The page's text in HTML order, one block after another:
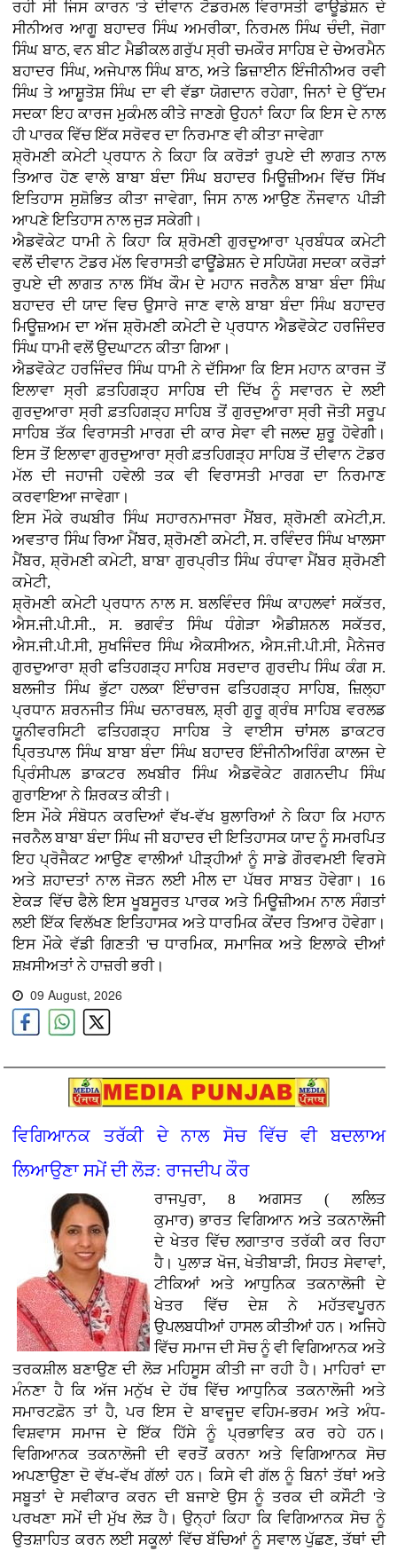
ਰਹੀ ਸੀ ਜਿਸ ਕਾਰਨ 'ਤੇ ਦੀਵਾਨ ਟੋਡਰਮਲ ਵਿਰਾਸਤੀ ਫਾਊਡੇਸ਼ਨ ਦੇ
ਸੀਨੀਅਰ ਆਗੂ ਬਹਾਦਰ ਸਿੰਘ ਅਮਰੀਕਾ, ਨਿਰਮਲ ਸਿੰਘ ਚੰਦੀ, ਜੋਗਾ
ਸਿੰਘ ਬਾਠ, ਵਨ ਬੀਟ ਮੈਡੀਕਲ ਗਰੁੱਪ ਸ੍ਰੀ ਚਮਕੌਰ ਸਾਹਿਬ ਦੇ ਚੇਅਰਮੈਨ
ਬਹਾਦਰ ਸਿੰਘ, ਅਜੇਪਾਲ ਸਿੰਘ ਬਾਠ, ਅਤੇ ਡਿਜ਼ਾਈਨ ਇੰਜੀਨੀਅਰ ਰਵੀ
ਸਿੰਘ ਤੇ ਆਸ਼ੂਤੋਸ਼ ਸਿੰਘ ਦਾ ਵੀ ਵੱਡਾ ਯੋਗਦਾਨ ਰਹੇਗਾ, ਜਿਨਾਂ ਦੇ ਉੱਦਮ
ਸਦਕਾ ਇਹ ਕਾਰਜ ਮੁਕੰਮਲ ਕੀਤੇ ਜਾਣਗੇ ਉਹਨਾਂ ਕਿਹਾ ਕਿ ਇਸ ਦੇ ਨਾਲ
ਹੀ ਪਾਰਕ ਵਿੱਚ ਇੱਕ ਸਰੋਵਰ ਦਾ ਨਿਰਮਾਣ ਵੀ ਕੀਤਾ ਜਾਵੇਗਾ
ਸ਼੍ਰੋਮਣੀ ਕਮੇਟੀ ਪ੍ਰਧਾਨ ਨੇ ਕਿਹਾ ਕਿ ਕਰੋੜਾਂ ਰੁਪਏ ਦੀ ਲਾਗਤ ਨਾਲ
ਤਿਆਰ ਹੋਣ ਵਾਲੇ ਬਾਬਾ ਬੰਦਾ ਸਿੰਘ ਬਹਾਦਰ ਮਿਊਜ਼ੀਅਮ ਵਿੱਚ ਸਿੱਖ
ਇਤਿਹਾਸ ਸੁਸ਼ੋਭਿਤ ਕੀਤਾ ਜਾਵੇਗਾ, ਜਿਸ ਨਾਲ ਆਉਣ ਨੌਜਵਾਨ ਪੀੜੀ
ਆਪਣੇ ਇਤਿਹਾਸ ਨਾਲ ਜੁੜ ਸਕੇਗੀ।
ਐਡਵੋਕੇਟ ਧਾਮੀ ਨੇ ਕਿਹਾ ਕਿ ਸ਼੍ਰੋਮਣੀ ਗੁਰਦੁਆਰਾ ਪ੍ਰਬੰਧਕ ਕਮੇਟੀ
ਵਲੋਂ ਦੀਵਾਨ ਟੋਡਰ ਮੱਲ ਵਿਰਾਸਤੀ ਫਾਊਂਡੇਸ਼ਨ ਦੇ ਸਹਿਯੋਗ ਸਦਕਾ ਕਰੋੜਾਂ
ਰੁਪਏ ਦੀ ਲਾਗਤ ਨਾਲ ਸਿੱਖ ਕੌਮ ਦੇ ਮਹਾਨ ਜਰਨੈਲ ਬਾਬਾ ਬੰਦਾ ਸਿੰਘ
ਬਹਾਦਰ ਦੀ ਯਾਦ ਵਿਚ ਉਸਾਰੇ ਜਾਣ ਵਾਲੇ ਬਾਬਾ ਬੰਦਾ ਸਿੰਘ ਬਹਾਦਰ
ਮਿਊਜ਼ਅਮ ਦਾ ਅੱਜ ਸ਼੍ਰੋਮਣੀ ਕਮੇਟੀ ਦੇ ਪ੍ਰਧਾਨ ਐਡਵੋਕੇਟ ਹਰਜਿੰਦਰ
ਸਿੰਘ ਧਾਮੀ ਵਲੋਂ ਉਦਘਾਟਨ ਕੀਤਾ ਗਿਆ।
ਐਡਵੋਕੇਟ ਹਰਜਿੰਦਰ ਸਿੰਘ ਧਾਮੀ ਨੇ ਦੱਸਿਆ ਕਿ ਇਸ ਮਹਾਨ ਕਾਰਜ ਤੋਂ
ਇਲਾਵਾ ਸ੍ਰੀ ਫ਼ਤਹਿਗੜ੍ਹ ਸਾਹਿਬ ਦੀ ਦਿੱਖ ਨੂੰ ਸਵਾਰਨ ਦੇ ਲਈ
ਗੁਰਦੁਆਰਾ ਸ੍ਰੀ ਫ਼ਤਹਿਗੜ੍ਹ ਸਾਹਿਬ ਤੋਂ ਗੁਰਦੁਆਰਾ ਸ੍ਰੀ ਜੋਤੀ ਸਰੂਪ
ਸਾਹਿਬ ਤੱਕ ਵਿਰਾਸਤੀ ਮਾਰਗ ਦੀ ਕਾਰ ਸੇਵਾ ਵੀ ਜਲਦ ਸ਼ੁਰੂ ਹੋਵੇਗੀ।
ਇਸ ਤੋਂ ਇਲਾਵਾ ਗੁਰਦੁਆਰਾ ਸ੍ਰੀ ਫ਼ਤਹਿਗੜ੍ਹ ਸਾਹਿਬ ਤੋਂ ਦੀਵਾਨ ਟੋਡਰ
ਮੱਲ ਦੀ ਜਹਾਜੀ ਹਵੇਲੀ ਤਕ ਵੀ ਵਿਰਾਸਤੀ ਮਾਰਗ ਦਾ ਨਿਰਮਾਣ
ਕਰਵਾਇਆ ਜਾਵੇਗਾ।
ਇਸ ਮੌਕੇ ਰਘਬੀਰ ਸਿੰਘ ਸਹਾਰਨਮਾਜਰਾ ਮੈਂਬਰ, ਸ਼੍ਰੋਮਣੀ ਕਮੇਟੀ,ਸ.
ਅਵਤਾਰ ਸਿੰਘ ਰਿਆ ਮੈਂਬਰ, ਸ਼੍ਰੋਮਣੀ ਕਮੇਟੀ, ਸ. ਰਵਿੰਦਰ ਸਿੰਘ ਖਾਲਸਾ
ਮੈਂਬਰ, ਸ਼੍ਰੋਮਣੀ ਕਮੇਟੀ, ਬਾਬਾ ਗੁਰਪ੍ਰੀਤ ਸਿੰਘ ਰੰਧਾਵਾ ਮੈਂਬਰ ਸ਼੍ਰੋਮਣੀ
ਕਮੇਟੀ,
ਸ਼੍ਰੋਮਣੀ ਕਮੇਟੀ ਪ੍ਰਧਾਨ ਨਾਲ ਸ. ਬਲਵਿੰਦਰ ਸਿੰਘ ਕਾਹਲਵਾਂ ਸਕੱਤਰ,
ਐਸ.ਜੀ.ਪੀ.ਸੀ., ਸ. ਭਗਵੰਤ ਸਿੰਘ ਧੰਗੇੜਾ ਐਡੀਸ਼ਨਲ ਸਕੱਤਰ,
ਐਸ.ਜੀ.ਪੀ.ਸੀ, ਸੁਖਜਿੰਦਰ ਸਿੰਘ ਐਕਸੀਅਨ, ਐਸ.ਜੀ.ਪੀ.ਸੀ, ਮੈਨੇਜਰ
ਗੁਰਦੁਆਰਾ ਸ਼੍ਰੀ ਫਤਿਹਗੜ੍ਹ ਸਾਹਿਬ ਸਰਦਾਰ ਗੁਰਦੀਪ ਸਿੰਘ ਕੰਗ ਸ.
ਬਲਜੀਤ ਸਿੰਘ ਭੁੱਟਾ ਹਲਕਾ ਇੰਚਾਰਜ ਫਤਿਹਗੜ੍ਹ ਸਾਹਿਬ, ਜ਼ਿਲ੍ਹਾ
ਪ੍ਰਧਾਨ ਸ਼ਰਨਜੀਤ ਸਿੰਘ ਚਨਾਰਥਲ, ਸ਼੍ਰੀ ਗੁਰੂ ਗ੍ਰੰਥ ਸਾਹਿਬ ਵਰਲਡ
ਯੂਨੀਵਰਸਿਟੀ ਫਤਿਹਗੜ੍ਹ ਸਾਹਿਬ ਤੇ ਵਾਈਸ ਚਾਂਸਲ ਡਾਕਟਰ
ਪ੍ਰਿਤਪਾਲ ਸਿੰਘ ਬਾਬਾ ਬੰਦਾ ਸਿੰਘ ਬਹਾਦਰ ਇੰਜੀਨੀਅਰਿੰਗ ਕਾਲਜ ਦੇ
ਪ੍ਰਿੰਸੀਪਲ ਡਾਕਟਰ ਲਖਬੀਰ ਸਿੰਘ ਐਡਵੋਕੇਟ ਗਗਨਦੀਪ ਸਿੰਘ
ਗੁਰਾਇਆ ਨੇ ਸ਼ਿਰਕਤ ਕੀਤੀ।
ਇਸ ਮੌਕੇ ਸੰਬੋਧਨ ਕਰਦਿਆਂ ਵੱਖ-ਵੱਖ ਬੁਲਾਰਿਆਂ ਨੇ ਕਿਹਾ ਕਿ ਮਹਾਨ
ਜਰਨੈਲ ਬਾਬਾ ਬੰਦਾ ਸਿੰਘ ਜੀ ਬਹਾਦਰ ਦੀ ਇਤਿਹਾਸਕ ਯਾਦ ਨੂੰ ਸਮਰਪਿਤ
ਇਹ ਪ੍ਰੋਜੈਕਟ ਆਉਣ ਵਾਲੀਆਂ ਪੀੜ੍ਹੀਆਂ ਨੂੰ ਸਾਡੇ ਗੌਰਵਮਈ ਵਿਰਸੇ
ਅਤੇ ਸ਼ਹਾਦਤਾਂ ਨਾਲ ਜੋੜਨ ਲਈ ਮੀਲ ਦਾ ਪੱਥਰ ਸਾਬਤ ਹੋਵੇਗਾ। 16
ਏਕੜ ਵਿੱਚ ਫੈਲੇ ਇਸ ਖੂਬਸੂਰਤ ਪਾਰਕ ਅਤੇ ਮਿਊਜ਼ੀਅਮ ਨਾਲ ਸੰਗਤਾਂ
ਲਈ ਇੱਕ ਵਿਲੱਖਣ ਇਤਿਹਾਸਕ ਅਤੇ ਧਾਰਮਿਕ ਕੇਂਦਰ ਤਿਆਰ ਹੋਵੇਗਾ।
ਇਸ ਮੌਕੇ ਵੱਡੀ ਗਿਣਤੀ 'ਚ ਧਾਰਮਿਕ, ਸਮਾਜਿਕ ਅਤੇ ਇਲਾਕੇ ਦੀਆਂ
ਸ਼ਖ਼ਸੀਅਤਾਂ ਨੇ ਹਾਜ਼ਰੀ ਭਰੀ।
09 August, 2026
ਵਿਗਿਆਨਕ ਤਰੱਕੀ ਦੇ ਨਾਲ ਸੋਚ ਵਿੱਚ ਵੀ ਬਦਲਾਅ
ਲਿਆਉਣਾ ਸਮੇਂ ਦੀ ਲੋੜ: ਰਾਜਦੀਪ ਕੌਰ
ਰਾਜਪੁਰਾ, 8 ਅਗਸਤ ( ਲਲਿਤ
ਕੁਮਾਰ)ਭਾਰਤ ਵਿਗਿਆਨ ਅਤੇ ਤਕਨਾਲੋਜੀ
ਦੇ ਖੇਤਰ ਵਿੱਚ ਲਗਾਤਾਰ ਤਰੱਕੀ ਕਰ ਰਿਹਾ
ਹੈ। ਪੁਲਾੜ ਖੋਜ, ਖੇਤੀਬਾੜੀ, ਸਿਹਤ ਸੇਵਾਵਾਂ,
ਟੀਕਿਆਂ ਅਤੇ ਆਧੁਨਿਕ ਤਕਨਾਲੋਜੀ ਦੇ
ਖੇਤਰ ਵਿੱਚ ਦੇਸ਼ ਨੇ ਮਹੱਤਵਪੂਰਨ
ਉਪਲਬਧੀਆਂ ਹਾਸਲ ਕੀਤੀਆਂ ਹਨ। ਅਜਿਹੇ
ਵਿੱਚ ਸਮਾਜ ਦੀ ਸੋਚ ਨੂੰ ਵੀ ਵਿਗਿਆਨਕ ਅਤੇ
ਤਰਕਸ਼ੀਲ ਬਣਾਉਣ ਦੀ ਲੋੜ ਮਹਿਸੂਸ ਕੀਤੀ ਜਾ ਰਹੀ ਹੈ। ਮਾਹਿਰਾਂ ਦਾ
ਮੰਨਣਾ ਹੈ ਕਿ ਅੱਜ ਮਨੁੱਖ ਦੇ ਹੱਥ ਵਿੱਚ ਆਧੁਨਿਕ ਤਕਨਾਲੋਜੀ ਅਤੇ
ਸਮਾਰਟਫ਼ੋਨ ਤਾਂ ਹੈ, ਪਰ ਇਸ ਦੇ ਬਾਵਜੂਦ ਵਹਿਮ-ਭਰਮ ਅਤੇ ਅੰਧ-
ਵਿਸ਼ਵਾਸ ਸਮਾਜ ਦੇ ਇੱਕ ਹਿੱਸੇ ਨੂੰ ਪ੍ਰਭਾਵਿਤ ਕਰ ਰਹੇ ਹਨ।
ਵਿਗਿਆਨਕ ਤਕਨਾਲੋਜੀ ਦੀ ਵਰਤੋਂ ਕਰਨਾ ਅਤੇ ਵਿਗਿਆਨਕ ਸੋਚ
ਅਪਣਾਉਣਾ ਦੋ ਵੱਖ-ਵੱਖ ਗੱਲਾਂ ਹਨ। ਕਿਸੇ ਵੀ ਗੱਲ ਨੂੰ ਬਿਨਾਂ ਤੱਥਾਂ ਅਤੇ
ਸਬੂਤਾਂ ਦੇ ਸਵੀਕਾਰ ਕਰਨ ਦੀ ਬਜਾਏ ਉਸ ਨੂੰ ਤਰਕ ਦੀ ਕਸੌਟੀ 'ਤੇ
ਪਰਖਣਾ ਸਮੇਂ ਦੀ ਮੁੱਖ ਲੋੜ ਹੈ। ਉਨ੍ਹਾਂ ਕਿਹਾ ਕਿ ਵਿਗਿਆਨਕ ਸੋਚ ਨੂੰ
ਉਤਸ਼ਾਹਿਤ ਕਰਨ ਲਈ ਸਕੂਲਾਂ ਵਿੱਚ ਬੱਚਿਆਂ ਨੂੰ ਸਵਾਲ ਪੁੱਛਣ, ਤੱਥਾਂ ਦੀ